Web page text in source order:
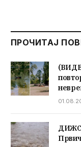
ПРОЧИТАЈ
ДИЖС